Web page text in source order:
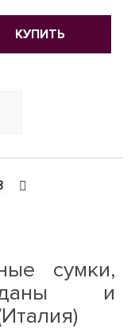
КУПИТЬ
сумки,
и